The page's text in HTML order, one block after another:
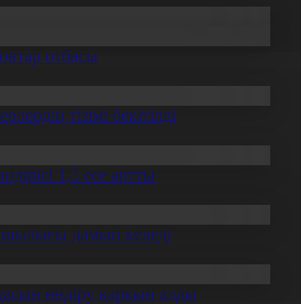
отбасы
тізімі бекітілді
1,5 есе артты
дамып келеді
өндіру қарқын алды